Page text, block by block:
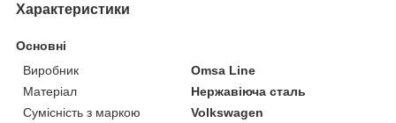
Характеристики
Основні
Виробник
Omsa Line
Матеріал
Нержавіюча сталь
Сумісність з маркою
Volkswagen